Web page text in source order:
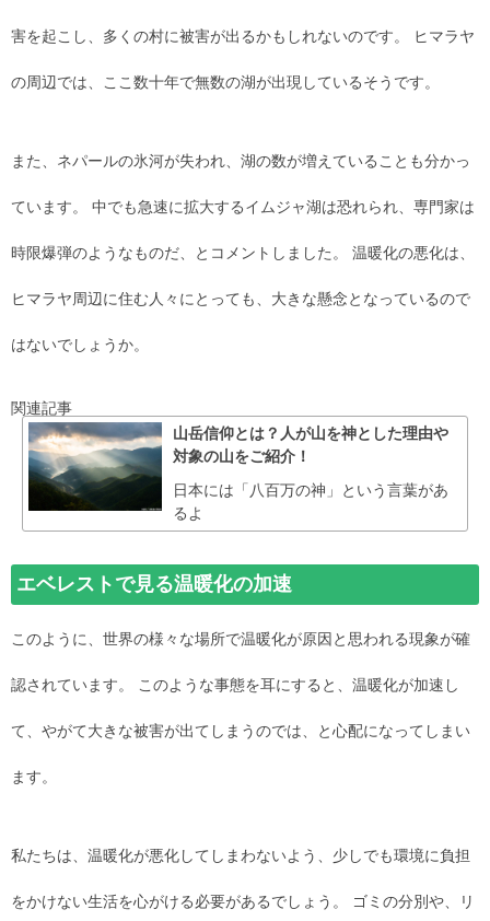
害を起こし、多くの村に被害が出るかもしれないのです。 ヒマラヤ
の周辺では、ここ数十年で無数の湖が出現しているそうです。
また、ネパールの氷河が失われ、湖の数が増えていることも分かっ
ています。 中でも急速に拡大するイムジャ湖は恐れられ、専門家は
時限爆弾のようなものだ、とコメントしました。 温暖化の悪化は、
ヒマラヤ周辺に住む人々にとっても、大きな懸念となっているので
はないでしょうか。
関連記事
山岳信仰とは？人が山を神とした理由や
対象の山をご紹介！
日本には「八百万の神」という言葉があ
るよ
エベレストで見る温暖化の加速
このように、世界の様々な場所で温暖化が原因と思われる現象が確
認されています。 このような事態を耳にすると、温暖化が加速し
て、やがて大きな被害が出てしまうのでは、と心配になってしまい
ます。
私たちは、温暖化が悪化してしまわないよう、少しでも環境に負担
をかけない生活を心がける必要があるでしょう。 ゴミの分別や、リ